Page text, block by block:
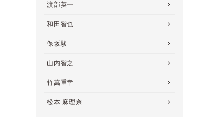
渡部英一
和田智也
保坂駿
山内智之
竹萬重幸
松本 麻理奈